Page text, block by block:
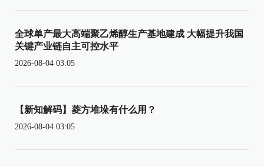
全球单产最大高端聚乙烯醇生产基地建成 大幅提升我国
关键产业链自主可控水平
2026-08-04 03:05
【新知解码】菱方堆垛有什么用？
2026-08-04 03:05